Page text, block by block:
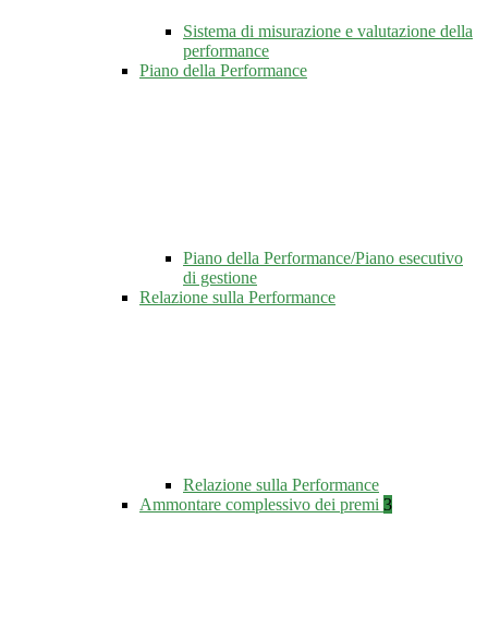
Sistema di misurazione e valutazione della
performance
Piano della Performance
Piano della Performance/Piano esecutivo
di gestione
Relazione sulla Performance
Relazione sulla Performance
Ammontare complessivo dei premi 3